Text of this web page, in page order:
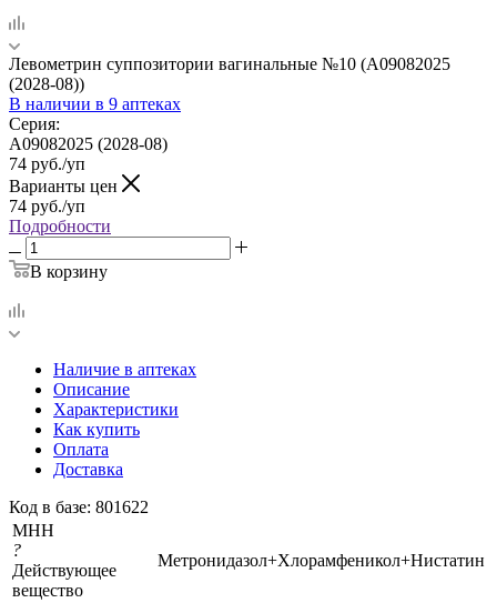
Левометрин суппозитории вагинальные №10 (A09082025
(2028-08))
В наличии в 9 аптеках
Серия:
A09082025 (2028-08)
74 руб./уп
Варианты цен
74 руб./уп
Подробности
В корзину
Наличие в аптеках
Описание
Характеристики
Как купить
Оплата
Доставка
Код в базе: 801622
МНН
?
Действующее
вещество
Метронидазол+Хлорамфеникол+Нистатин